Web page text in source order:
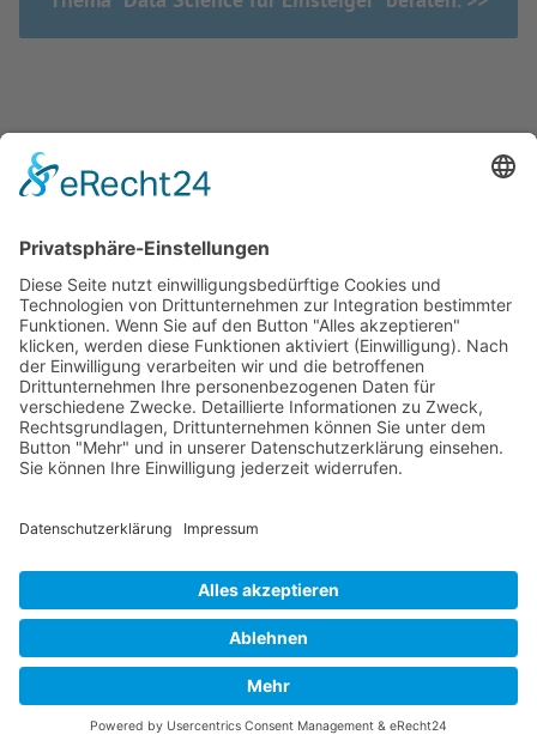
UNSER ANGEBOT FÜR IHRE FIRMENINTERNE
Lösungenfür Ihren Bedarf
an Coaching, Workshop,
Training, Schulung und
Weiterbildung
Profitieren Sie von unserer
und einem Portfolio von
Online- und Digital-Beratungsleistungen.
Selbstverständlich lassen sich die einzelnen Themen
kombinieren. So erhalten Sie genau die
Weiterbildung, die Sie wünschen und brauchen - als